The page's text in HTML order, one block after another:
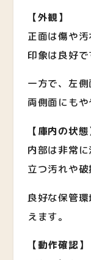
【外観】
正面は傷や
印象は良好で
一方で、左
両側面にもや
【庫内の状態
内部は非常
立つ汚れや破
良好な保管
えます。
【動作確認】